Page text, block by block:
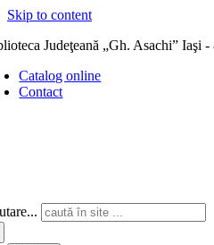
Skip to content
Judeţeană „Gh. Asachi” Iaşi -
Catalog online
Contact